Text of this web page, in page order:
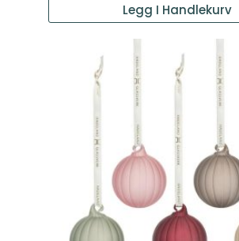
Legg I Handlekurv